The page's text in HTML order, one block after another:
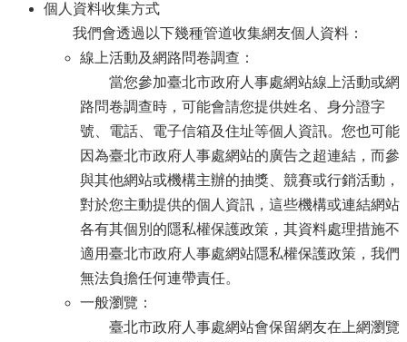
個人資料收集方式
我們會透過以下幾種管道收集網友個人資料：
線上活動及網路問卷調查：
當您參加臺北市政府人事處網站線上活動或網
路問卷調查時，可能會請您提供姓名、身分證字
號、電話、電子信箱及住址等個人資訊。您也可能
因為臺北市政府人事處網站的廣告之超連結，而參
與其他網站或機構主辦的抽獎、競賽或行銷活動，
對於您主動提供的個人資訊，這些機構或連結網站
各有其個別的隱私權保護政策，其資料處理措施不
適用臺北市政府人事處網站隱私權保護政策，我們
無法負擔任何連帶責任。
一般瀏覽：
臺北市政府人事處網站會保留網友在上網瀏覽